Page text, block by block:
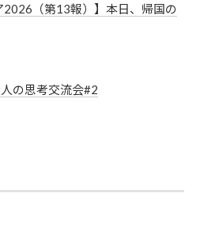
2026（第13報）】本日、帰国の
の思考交流会#2